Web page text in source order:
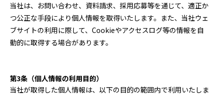
当社は、お問い合わせ、資料請求、採用応募等を通じて、適正か
つ公正な手段により個人情報を取得いたします。また、当社ウェ
ブサイトの利用に際して、Cookieやアクセスログ等の情報を自
動的に取得する場合があります。
第3条（個人情報の利用目的）
当社が取得した個人情報は、以下の目的の範囲内で利用いたしま